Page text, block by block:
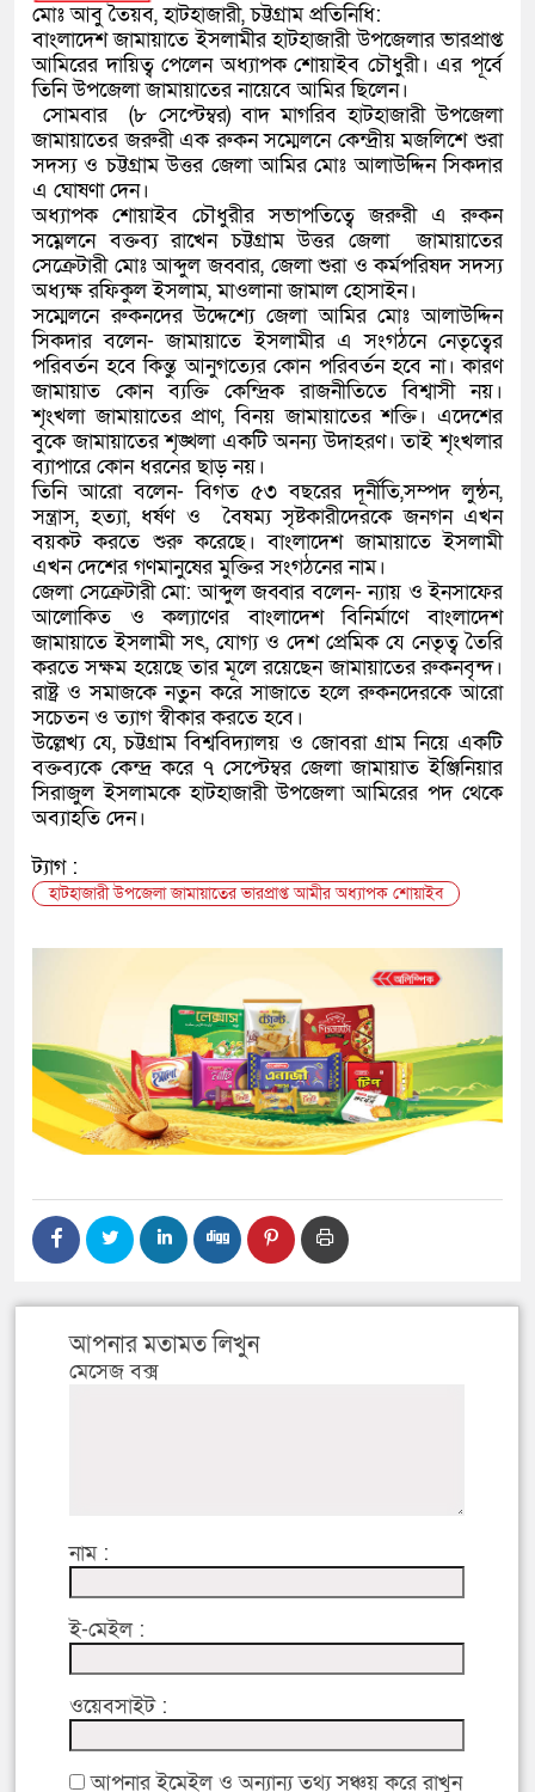
মোঃ আবু তৈয়ব, হাটহাজারী, চট্টগ্রাম প্রতিনিধি:
বাংলাদেশ জামায়াতে ইসলামীর হাটহাজারী উপজেলার ভারপ্রাপ্ত
আমিরের দায়িত্ব পেলেন অধ্যাপক শোয়াইব চৌধুরী। এর পূর্বে
তিনি উপজেলা জামায়াতের নায়েবে আমির ছিলেন।
সোমবার (৮ সেপ্টেম্বর) বাদ মাগরিব হাটহাজারী উপজেলা
জামায়াতের জরুরী এক রুকন সম্মেলনে কেন্দ্রীয় মজলিশে শুরা
সদস্য ও চট্টগ্রাম উত্তর জেলা আমির মোঃ আলাউদ্দিন সিকদার
এ ঘোষণা দেন।
অধ্যাপক শোয়াইব চৌধুরীর সভাপতিত্বে জরুরী এ রুকন
সম্নেলনে বক্তব্য রাখেন চট্টগ্রাম উত্তর জেলা জামায়াতের
সেক্রেটারী মোঃ আব্দুল জব্বার, জেলা শুরা ও কর্মপরিষদ সদস্য
অধ্যক্ষ রফিকুল ইসলাম, মাওলানা জামাল হোসাইন।
সম্মেলনে রুকনদের উদ্দেশ্যে জেলা আমির মোঃ আলাউদ্দিন
সিকদার বলেন- জামায়াতে ইসলামীর এ সংগঠনে নেতৃত্বের
পরিবর্তন হবে কিন্তু আনুগত্যের কোন পরিবর্তন হবে না। কারণ
জামায়াত কোন ব্যক্তি কেন্দ্রিক রাজনীতিতে বিশ্বাসী নয়।
শৃংখলা জামায়াতের প্রাণ, বিনয় জামায়াতের শক্তি। এদেশের
বুকে জামায়াতের শৃঙ্খলা একটি অনন্য উদাহরণ। তাই শৃংখলার
ব্যাপারে কোন ধরনের ছাড় নয়।
তিনি আরো বলেন- বিগত ৫৩ বছরের দূর্নীতি,সম্পদ লুন্ঠন,
সন্ত্রাস, হত্যা, ধর্ষণ ও বৈষম্য সৃষ্টকারীদেরকে জনগন এখন
বয়কট করতে শুরু করেছে। বাংলাদেশ জামায়াতে ইসলামী
এখন দেশের গণমানুষের মুক্তির সংগঠনের নাম।
জেলা সেক্রেটারী মো: আব্দুল জব্বার বলেন- ন্যায় ও ইনসাফের
আলোকিত ও কল্যাণের বাংলাদেশ বিনির্মাণে বাংলাদেশ
জামায়াতে ইসলামী সৎ, যোগ্য ও দেশ প্রেমিক যে নেতৃত্ব তৈরি
করতে সক্ষম হয়েছে তার মূলে রয়েছেন জামায়াতের রুকনবৃন্দ।
রাষ্ট্র ও সমাজকে নতুন করে সাজাতে হলে রুকনদেরকে আরো
সচেতন ও ত্যাগ স্বীকার করতে হবে।
উল্লেখ্য যে, চট্টগ্রাম বিশ্ববিদ্যালয় ও জোবরা গ্রাম নিয়ে একটি
বক্তব্যকে কেন্দ্র করে ৭ সেপ্টেম্বর জেলা জামায়াত ইঞ্জিনিয়ার
সিরাজুল ইসলামকে হাটহাজারী উপজেলা আমিরের পদ থেকে
অব্যাহতি দেন।
ট্যাগ :
হাটহাজারী উপজেলা জামায়াতের ভারপ্রাপ্ত আমীর অধ্যাপক শোয়াইব
আপনার মতামত লিখুন
মেসেজ বক্স
নাম :
ই-মেইল :
ওয়েবসাইট :
আপনার ইমেইল ও অন্যান্য তথ্য সঞ্চয় করে রাখুন